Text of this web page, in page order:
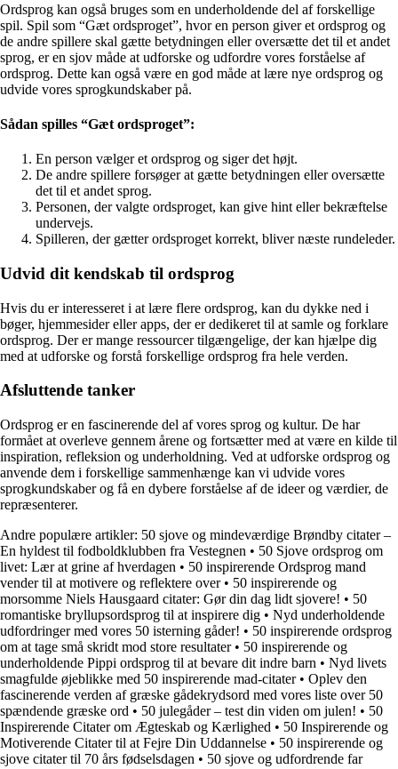
Ordsprog kan også bruges som en underholdende del af forskellige
spil. Spil som “Gæt ordsproget”, hvor en person giver et ordsprog og
de andre spillere skal gætte betydningen eller oversætte det til et andet
sprog, er en sjov måde at udforske og udfordre vores forståelse af
ordsprog. Dette kan også være en god måde at lære nye ordsprog og
udvide vores sprogkundskaber på.
Sådan spilles “Gæt ordsproget”:
En person vælger et ordsprog og siger det højt.
De andre spillere forsøger at gætte betydningen eller oversætte
det til et andet sprog.
Personen, der valgte ordsproget, kan give hint eller bekræftelse
undervejs.
Spilleren, der gætter ordsproget korrekt, bliver næste rundeleder.
Udvid dit kendskab til ordsprog
Hvis du er interesseret i at lære flere ordsprog, kan du dykke ned i
bøger, hjemmesider eller apps, der er dedikeret til at samle og forklare
ordsprog. Der er mange ressourcer tilgængelige, der kan hjælpe dig
med at udforske og forstå forskellige ordsprog fra hele verden.
Afsluttende tanker
Ordsprog er en fascinerende del af vores sprog og kultur. De har
formået at overleve gennem årene og fortsætter med at være en kilde til
inspiration, refleksion og underholdning. Ved at udforske ordsprog og
anvende dem i forskellige sammenhænge kan vi udvide vores
sprogkundskaber og få en dybere forståelse af de ideer og værdier, de
repræsenterer.
Andre populære artikler: 50 sjove og mindeværdige Brøndby citater –
En hyldest til fodboldklubben fra Vestegnen • 50 Sjove ordsprog om
livet: Lær at grine af hverdagen • 50 inspirerende Ordsprog mand
vender til at motivere og reflektere over• 50 inspirerende og
morsomme Niels Hausgaard citater: Gør din dag lidt sjovere! • 50
romantiske bryllupsordsprog til at inspirere dig • Nyd underholdende
udfordringer med vores 50 isterning gåder! • 50 inspirerende ordsprog
om at tage små skridt mod store resultater• 50 inspirerende og
underholdende Pippi ordsprog til at bevare dit indre barn • Nyd livets
smagfulde øjeblikke med 50 inspirerende mad-citater• Oplev den
fascinerende verden af græske gådekrydsord med vores liste over 50
spændende græske ord • 50 julegåder – test din viden om julen! • 50
Inspirerende Citater om Ægteskab og Kærlighed • 50 Inspirerende og
Motiverende Citater til at Fejre Din Uddannelse • 50 inspirerende og
sjove citater til 70 års fødselsdagen • 50 sjove og udfordrende far